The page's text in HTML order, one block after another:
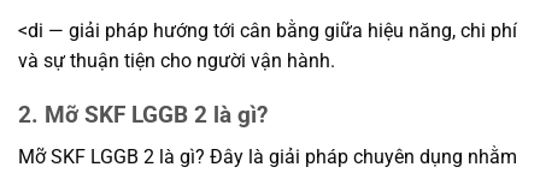
<di — giải pháp hướng tới cân bằng giữa hiệu năng, chi phí
và sự thuận tiện cho người vận hành.
2. Mỡ SKF LGGB 2 là gì?
Mỡ SKF LGGB 2 là gì? Đây là giải pháp chuyên dụng nhằm